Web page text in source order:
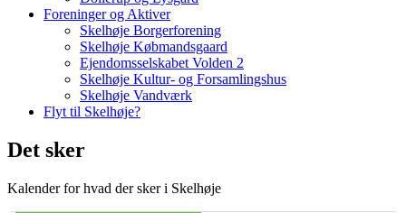
Foreninger og Aktiver
Skelhøje Borgerforening
Skelhøje Købmandsgaard
Ejendomsselskabet Volden 2
Skelhøje Kultur- og Forsamlingshus
Skelhøje Vandværk
Flyt til Skelhøje?
Det sker
Kalender for hvad der sker i Skelhøje